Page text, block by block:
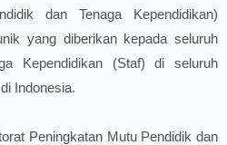
dan Tenaga Kependidikan)
yang diberikan kepada seluruh
Kependidikan (Staf) di seluruh
Indonesia.
Peningkatan Mutu Pendidik dan